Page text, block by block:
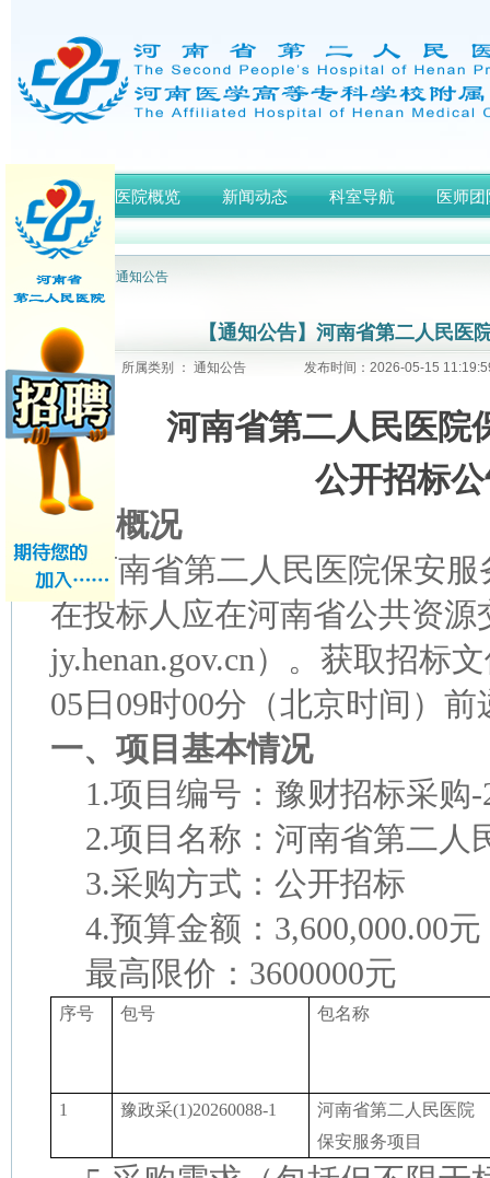
首页 医院概览 新闻动态 科室导航 医师团
网站首页 通知公告
【通知公告】河南省第二人民医
所属类别 ： 通知公告 发布时间：2026-05-15
河南省第二人民医院
公开招标
项目概况
河南省第二人民医院保安
在投标人应在河南省公共资源
jy.henan.gov.cn）。获取招标
05日09时00分（北京时间）
一、项目基本情况
1.项目编号：豫财招标采购-
2.项目名称：河南省第二人
3.采购方式：公开招标
4.预算金额： 3,600,000.00元
最高限价： 3600000元
序号 包号 包名称
1 豫政采(1)20260088-1
河南省第二人民医院
保安服务项目